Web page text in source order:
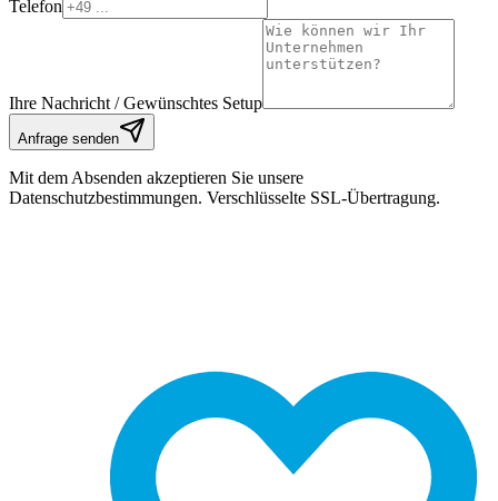
Telefon
Ihre Nachricht / Gewünschtes Setup
Anfrage senden
Mit dem Absenden akzeptieren Sie unsere
Datenschutzbestimmungen. Verschlüsselte SSL-Übertragung.